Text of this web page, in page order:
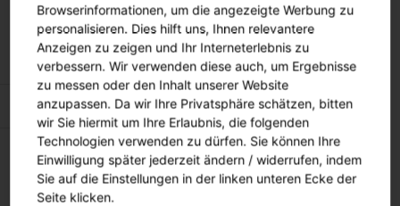
Infos
Kontakt
Versand
Bezahlungen
Sendungsverfolgung
Browserinformationen, um die angezeigte Werbung zu
personalisieren. Dies hilft uns, Ihnen relevantere
Anzeigen zu zeigen und Ihr Interneterlebnis zu
verbessern. Wir verwenden diese auch, um Ergebnisse
zu messen oder den Inhalt unserer Website
anzupassen. Da wir Ihre Privatsphäre schätzen, bitten
wir Sie hiermit um Ihre Erlaubnis, die folgenden
Technologien verwenden zu dürfen. Sie können Ihre
Einwilligung später jederzeit ändern / widerrufen, indem
Sie auf die Einstellungen in der linken unteren Ecke der
Seite klicken.